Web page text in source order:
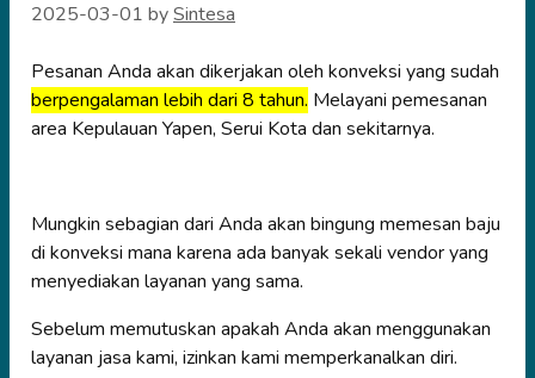
2025-03-01 bySintesa
Pesanan Anda akan dikerjakan oleh konveksi yang sudah
berpengalaman lebih dari 8 tahun. Melayani pemesanan
area Kepulauan Yapen, Serui Kota dan sekitarnya.
Mungkin sebagian dari Anda akan bingung memesan baju
di konveksi mana karena ada banyak sekali vendor yang
menyediakan layanan yang sama.
Sebelum memutuskan apakah Anda akan menggunakan
layanan jasa kami, izinkan kami memperkanalkan diri.